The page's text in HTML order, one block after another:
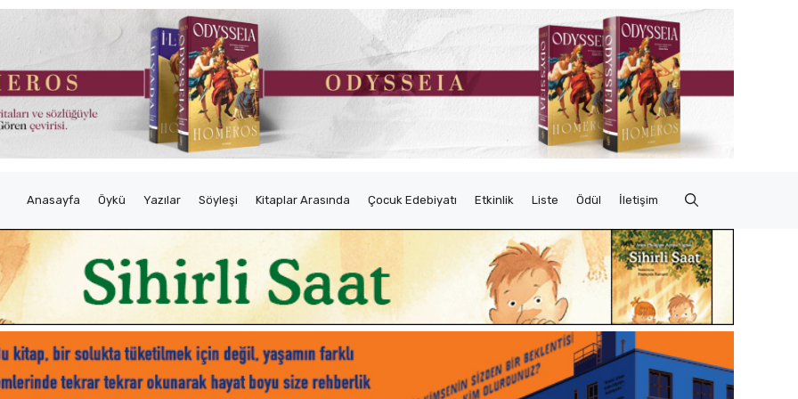
Anasayfa Öykü Yazılar Söyleşi Kitaplar Arasında Çocuk Edebiyatı Etkinlik Liste Ödül İletişim